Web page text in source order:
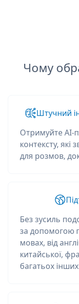
Чому
Штучний
Отримуйте AI-
контексту,
для розмов,
Без зусиль
за допомогою
мовах, від
китайської,
багатьох